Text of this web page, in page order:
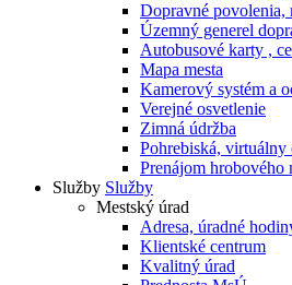
Dopravné
Územný generel
Autobusové karty ,
Mapa mesta
Kamerový systém a
Verejné osvetlenie
Zimná údržba
Pohrebiská, virtuálny
Prenájom hrobového
Služby Služby
Mestský úrad
Adresa, úradné
Klientské centrum
Kvalitný úrad